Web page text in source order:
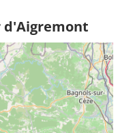
d'Aigremont